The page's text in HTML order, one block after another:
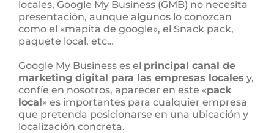
locales, Google My Business (GMB) no necesita
presentación, aunque algunos lo conozcan
como el «mapita de google», el Snack pack,
paquete local, etc…
Google My Business es el principal canal de
marketing digital para las empresas locales y,
confíe en nosotros, aparecer en este «pack
local» es importantes para cualquier empresa
que pretenda posicionarse en una ubicación y
localización concreta.